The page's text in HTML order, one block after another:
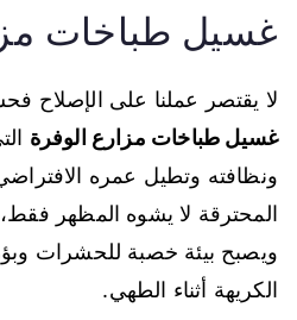
غسيل طباخات
لا يقتصر عملنا على الإصلاح
غسيل طباخات مزارع الوفرة
ونظافته وتطيل عمره
المحترقة لا يشوه المظهر
ويصبح بيئة خصبة للحشرات
الكريهة أثناء الطهي.